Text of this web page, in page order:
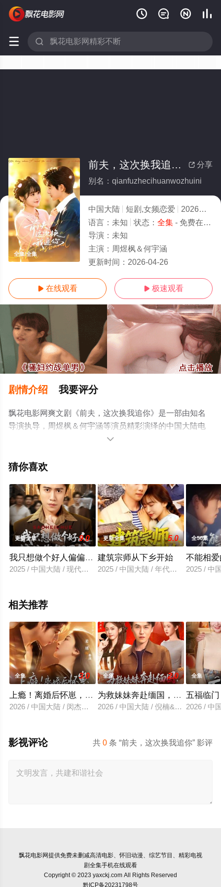
   
 
全集/全集
 分享
前夫，这次换我追你(全集)
别名：qianfuzhecihuanwozhuini
中国大陆 短剧,女频恋爱 2026
8.0
语言： 未知 状态： 全集- 免费在线观看
导演： 未知
主演： 周煜枫＆何宇涵
更新时间： 2026-04-26
 在线观看  极速观看
剧情介绍 我要评分
飘花电影网爽文剧《前夫，这次换我追你》是一部由知名
导演执导，周煜枫＆何宇涵等演员精彩演绎的中国大陆电
视剧，大结局剧情已揭晓（全集），手机免费观看高清无
步至豆瓣电视剧、电视猫或剧情网等平台了解。

猜你喜欢
更新全集 9.0
我只想做个好人偏偏你们不信
2025 / 中国大陆 / 现代都市
更新全集 5.0
建筑宗师从下乡开始
2025 / 中国大陆 / 年代穿越
全50集
不能相
2025 / 中
相关推荐
全集 3.0
上瘾！离婚后怀崽，前夫要她同居
2026 / 中国大陆 / 闵杰＆姜瑶
全集 2.0
为救妹妹奔赴缅国，我以千术定
2026 / 中国大陆 / 倪楠&大蒲
全集
五福临
2026 / 中
共0 条 “前夫，这次换我追你” 影评
影视评论
飘花电影网提供免费未删减高清电影、怀旧动漫、综艺节目、精彩电视
剧全集手机在线观看
Copyright © 2023 yaxckj.com All Rights Reserved
黔ICP备20231798号